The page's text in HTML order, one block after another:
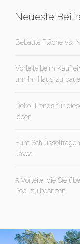
Neueste
Bebaute Fläche vs.
Vorteile beim Kauf
um Ihr Haus zu
Deko-Trends für
Ideen
Fünf
Jávea
5 Vorteile, die Sie
Pool zu besitzen